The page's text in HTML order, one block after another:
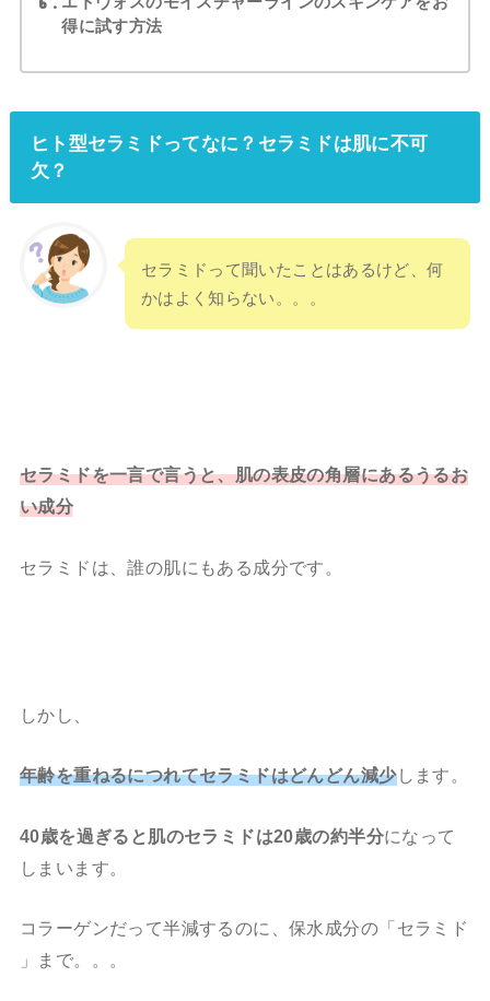
得に試す方法
ヒト型セラミドってなに？セラミドは肌に不可
欠？
セラミドって聞いたことはあるけど、何
かはよく知らない。。。
セラミドを一言で言うと、肌の表皮の角層にあるうるお
い成分
セラミドは、誰の肌にもある成分です。
しかし、
年齢を重ねるにつれてセラミドはどんどん減少します。
40歳を過ぎると肌のセラミドは20歳の約半分になって
しまいます。
コラーゲンだって半減するのに、保水成分の「セラミド
」まで。。。